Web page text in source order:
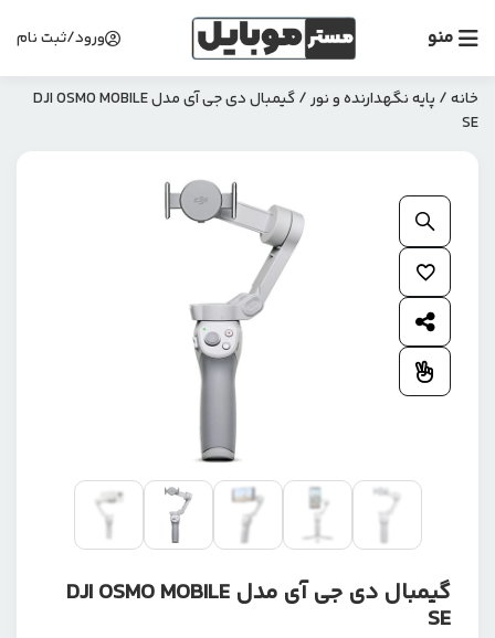
منو ورود/ثبت نام
خانه/ پایه نگهدارنده و نور
/ گیمبال دی جی آی مدل DJI OSMO MOBILE
SE
گیمبال دی جی آی مدل DJI OSMO MOBILE
SE
بزرگنمایی محصول
افزودن به علاقمندی ها